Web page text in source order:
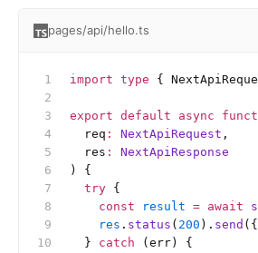
pages/api/hello.ts
import type {
export default async
  req
: NextApiRequest ,
  res
:
NextApiResponse
) {
  try
{
    const
result = await
    res
. status ( 200 ). send
  }
catch (err) {